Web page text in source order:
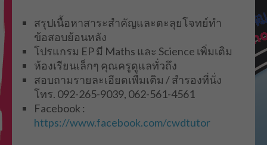
สรุปเนื้อหาสาระสำคัญและตะลุยโจทย์ทำ
ข้อสอบย้อนหลัง
โปรแกรม EP มี Maths และ Science เพิ่มเติม
ห้องเรียนเล็กๆ คุณครูดูแลทั่วถึง
สอบถามรายละเอียดเพื่มเติม / สำรองที่นั่ง
โทร. 092-265-9039, 062-561-4561
Facebook :
https://www.facebook.com/cwdtutor